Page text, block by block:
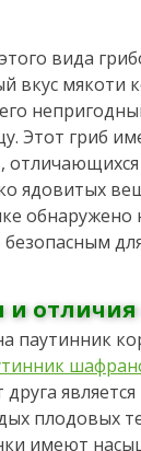
вида
вкус мякоти
Этот гриб
отличающихся
ядовитых
обнаружено
отличия
паутинник
плодовых
имеют